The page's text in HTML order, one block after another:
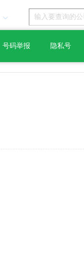
号码举报 隐私号